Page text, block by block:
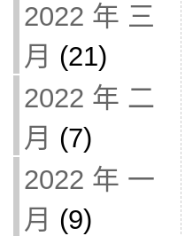
2022 年 三
月 (21)
2022 年 二
月 (7)
2022 年 一
月 (9)